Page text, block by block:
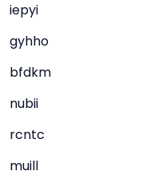
iepyi
gyhho
bfdkm
nubii
rcntc
muill